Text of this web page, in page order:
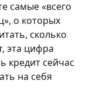
самые «всего
о которых
сколько
эта цифра
кредит сейчас
на себя